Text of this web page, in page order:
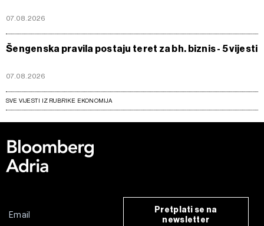
07.08.2026
Šengenska pravila postaju teret za bh. biznis - 5 vijesti
07.08.2026
SVE VIJESTI IZ RUBRIKE EKONOMIJA
Pretplati se na
newsletter